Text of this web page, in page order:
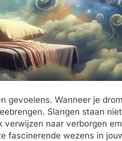
gevoelens. Wanneer je
Slangen staan
naar verborgen
fascinerende wezens in